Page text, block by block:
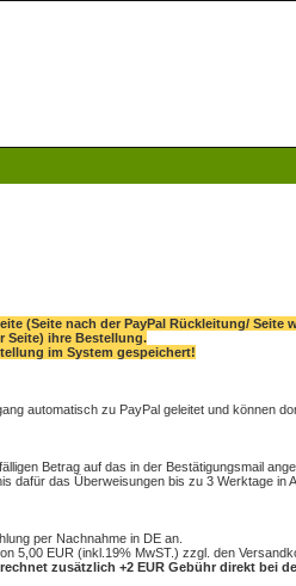
(Seite nach der PayPal Rückleitung/
Seite) ihre Bestellung.
im System gespeichert!
automatisch zu PayPal geleitet und können
Betrag auf das in der Bestätigungsmail
dafür das Überweisungen bis zu 3 Werktage in
per Nachnahme in DE an.
5,00 EUR (inkl.19% MwST.) zzgl. den
zusätzlich +2 EUR Gebühr direkt bei